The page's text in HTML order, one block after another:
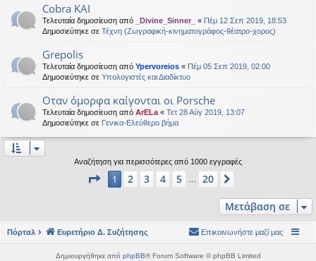
Cobra KAI
Τελευταία δημοσίευση από _Divine_Sinner_ « Πέμ 12 Σεπ 2019, 18:53
Δημοσιεύτηκε σε Τέχνη (Ζωγραφική-κινηματογράφος-θέατρο-χορος)
Grepolis
Τελευταία δημοσίευση από Ypervoreios « Πέμ 05 Σεπ 2019, 02:00
Δημοσιεύτηκε σε Υπολογιστές και Διαδίκτυο
Οταν όμορφα καίγονται οι Porsche
Τελευταία δημοσίευση από ArELa « Τετ 28 Αύγ 2019, 13:07
Δημοσιεύτηκε σε Γενικα-Ελεύθερο βήμα
Αναζήτηση για περισσότερες από 1000 εγγραφές
Σελίδα από 20
1 2 3 4 5 20
Μετάβαση σε
Πόρταλ Ευρετήριο Δ. Συζήτησης Επικοινωνήστε μαζί μας
Δημιουργήθηκε από phpBB® Forum Software © phpBB Limited